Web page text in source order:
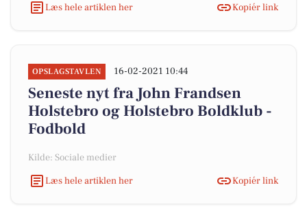
Læs hele artiklen her
Kopiér link
OPSLAGSTAVLEN 16-02-2021 10:44
Seneste nyt fra John Frandsen
Holstebro og Holstebro Boldklub -
Fodbold
Kilde: Sociale medier
Læs hele artiklen her
Kopiér link